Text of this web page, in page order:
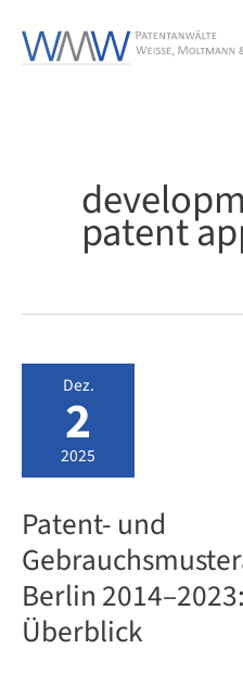
Inhalt
patent
Dez.
2
2025
Patent- und
Berlin
Überblick